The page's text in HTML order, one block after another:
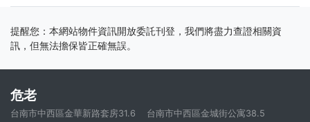
提醒您：本網站物件資訊開放委託刊登，我們將盡力查證相關資
訊，但無法擔保皆正確無誤。
危老
台南市中西區金華新路套房31.6
台南市中西區金城街公寓38.5